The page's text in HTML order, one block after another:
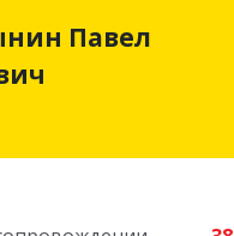
Павел
Павел
Михайлович